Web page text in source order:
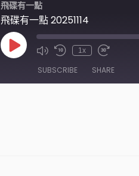
飛碟有一點
飛碟有一點 20251114
Play
Episode
1x
SUBSCRIBE SHARE